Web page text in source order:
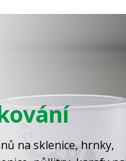
na sklenice, hrnky,